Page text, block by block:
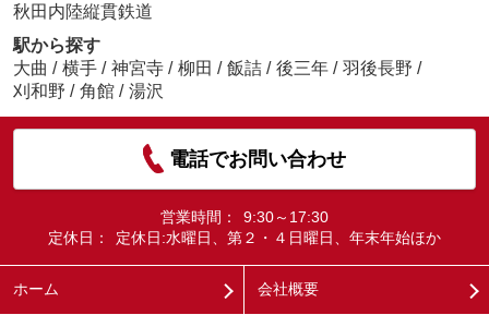
秋田内陸縦貫鉄道
駅から探す
大曲 / 横手 / 神宮寺 / 柳田 / 飯詰 / 後三年 / 羽後長野 /
刈和野 / 角館 / 湯沢
電話でお問い合わせ
営業時間：
9:30～17:30
定休日：
定休日:水曜日、第２・４日曜日、年末年始ほか
ホーム 会社概要